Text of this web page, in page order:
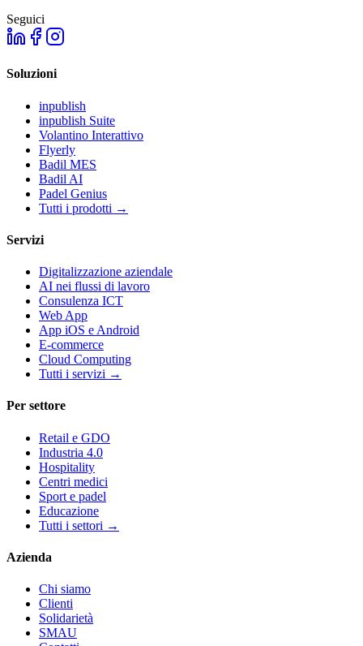
Seguici
Soluzioni
inpublish
inpublish Suite
Volantino Interattivo
Flyerly
Badil MES
Badil AI
Padel Genius
Tutti i prodotti →
Servizi
Digitalizzazione aziendale
AI nei flussi di lavoro
Consulenza ICT
Web App
App iOS e Android
E-commerce
Cloud Computing
Tutti i servizi →
Per settore
Retail e GDO
Industria 4.0
Hospitality
Centri medici
Sport e padel
Educazione
Tutti i settori →
Azienda
Chi siamo
Clienti
Solidarietà
SMAU